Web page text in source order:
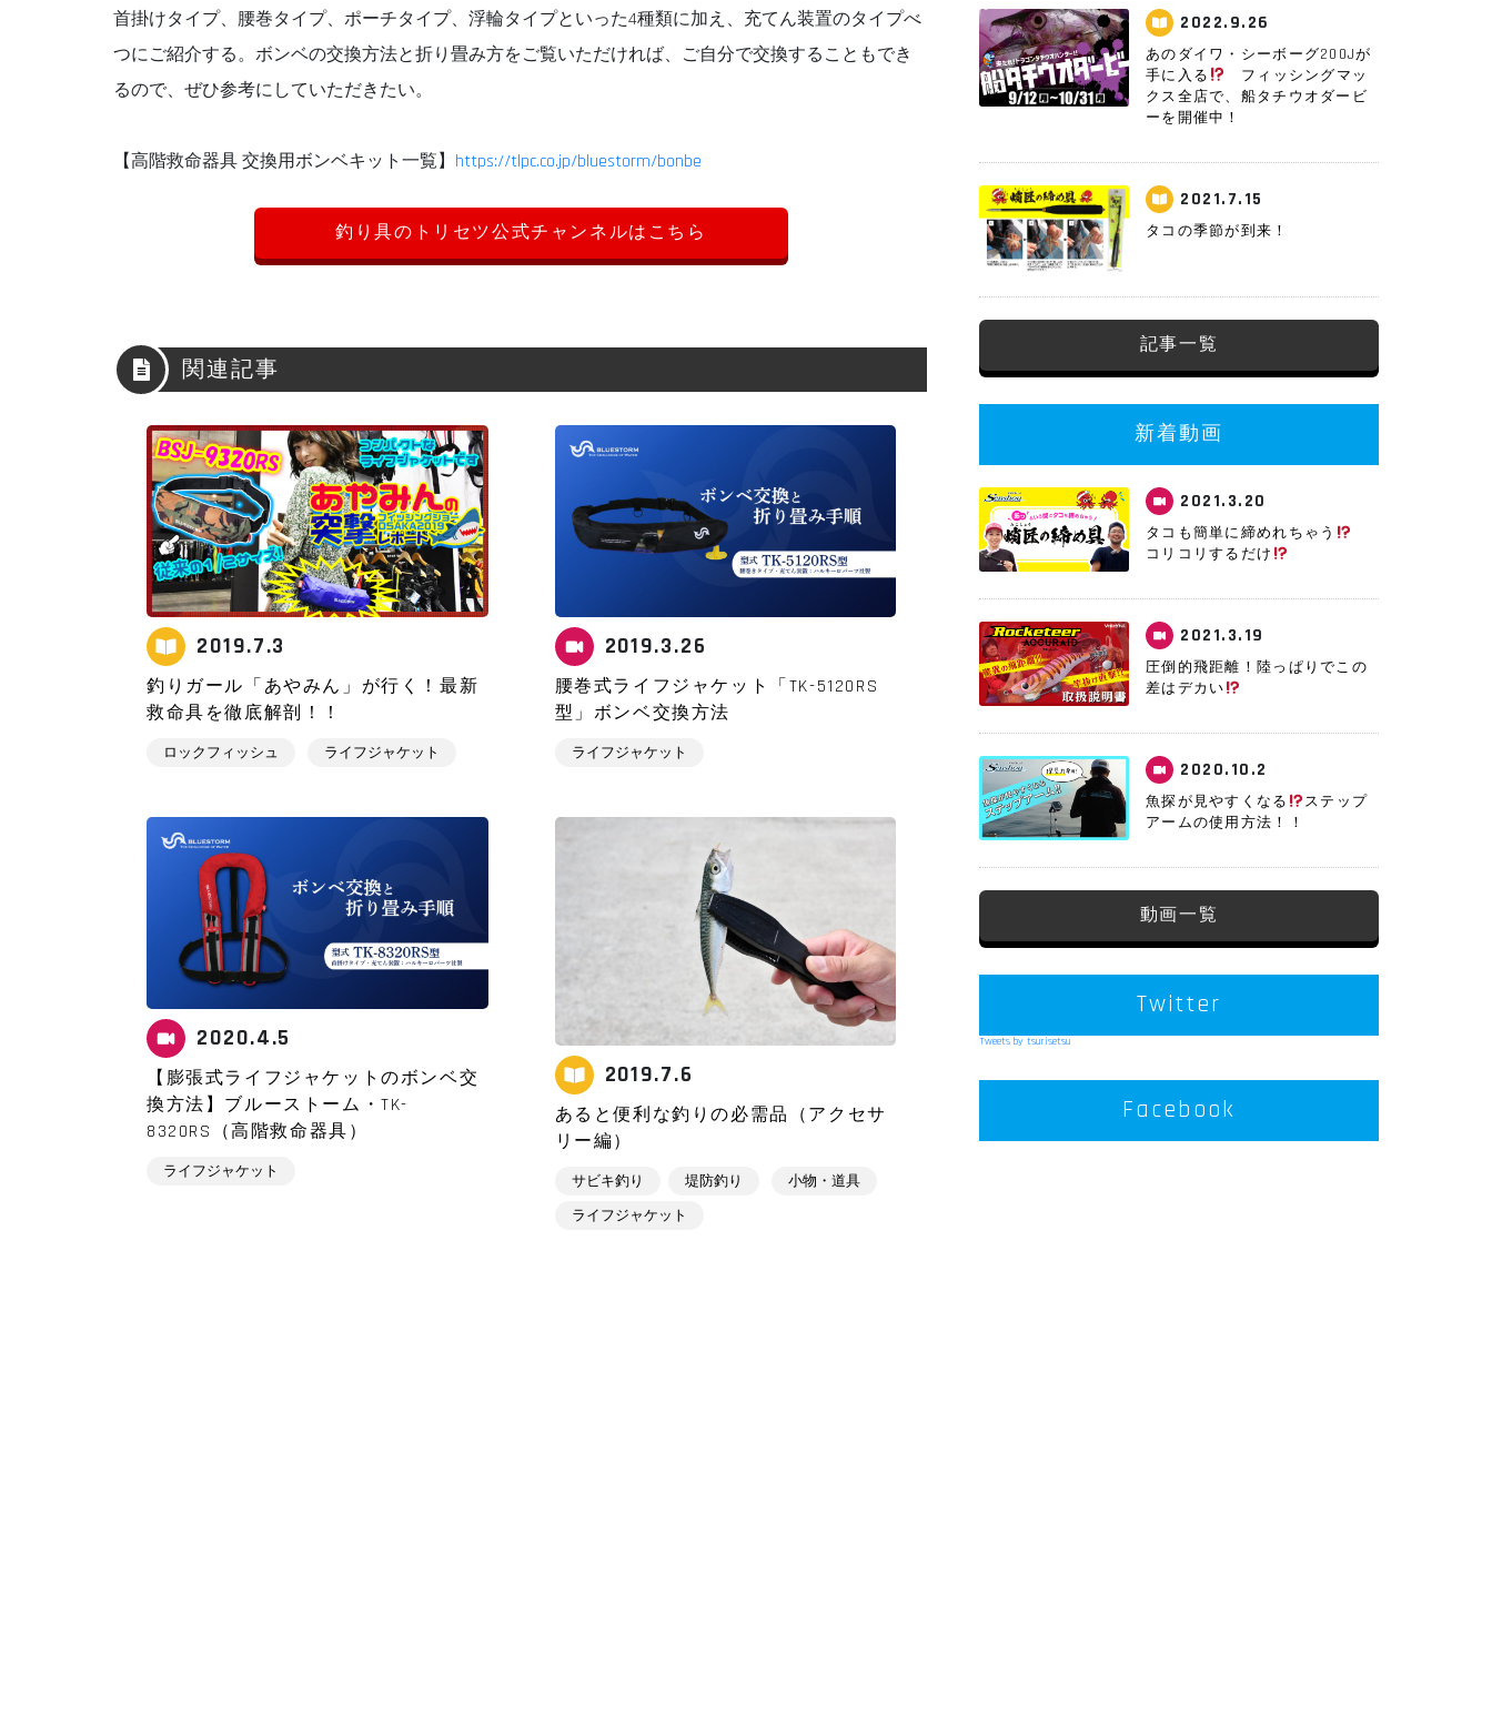
首掛けタイプ、腰巻タイプ、ポーチタイプ、浮輪タイプといった4種類に加え、充てん装置のタイプべ
つにご紹介する。ボンベの交換方法と折り畳み方をご覧いただければ、ご自分で交換することもでき
るので、ぜひ参考にしていただきたい。
【高階救命器具 交換用ボンベキット一覧】 https://tlpc.co.jp/bluestorm/bonbe
釣り具のトリセツ公式チャンネルはこちら
関連記事
2019.7.3
釣りガール「あやみん」が行く！最新
救命具を徹底解剖！！
ロックフィッシュ ライフジャケット
2019.3.26
腰巻式ライフジャケット「TK-5120RS
型」ボンベ交換方法
ライフジャケット
2020.4.5
【膨張式ライフジャケットのボンベ交
換方法】ブルーストーム・TK-
8320RS（高階救命器具）
ライフジャケット
2019.7.6
あると便利な釣りの必需品（アクセサ
リー編）
サビキ釣り 堤防釣り
小物・道具
ライフジャケット
2022.9.26
あのダイワ・シーボーグ200Jが
手に入る
フィッシングマッ
クス全店で、船タチウオダービ
ーを開催中！
2021.7.15
タコの季節が到来！
記事一覧
新着動画
2021.3.20
タコも簡単に締めれちゃう
コリコリするだけ
2021.3.19
圧倒的飛距離！陸っぱりでこの
差はデカい
2020.10.2
魚探が見やすくなる
ステップ
アームの使用方法！！
動画一覧
Twitter
Tweets by tsurisetsu
Facebook